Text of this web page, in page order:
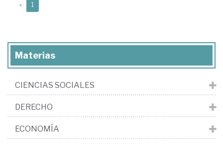
« 1
Materias
CIENCIAS SOCIALES
DERECHO
ECONOMÍA